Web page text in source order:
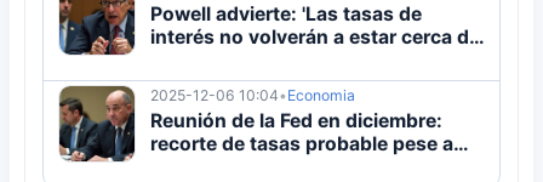
Powell advierte: 'Las tasas de
interés no volverán a estar cerca de
2025-12-06 10:04• Economia
Reunión de la Fed en diciembre:
recorte de tasas probable pese a